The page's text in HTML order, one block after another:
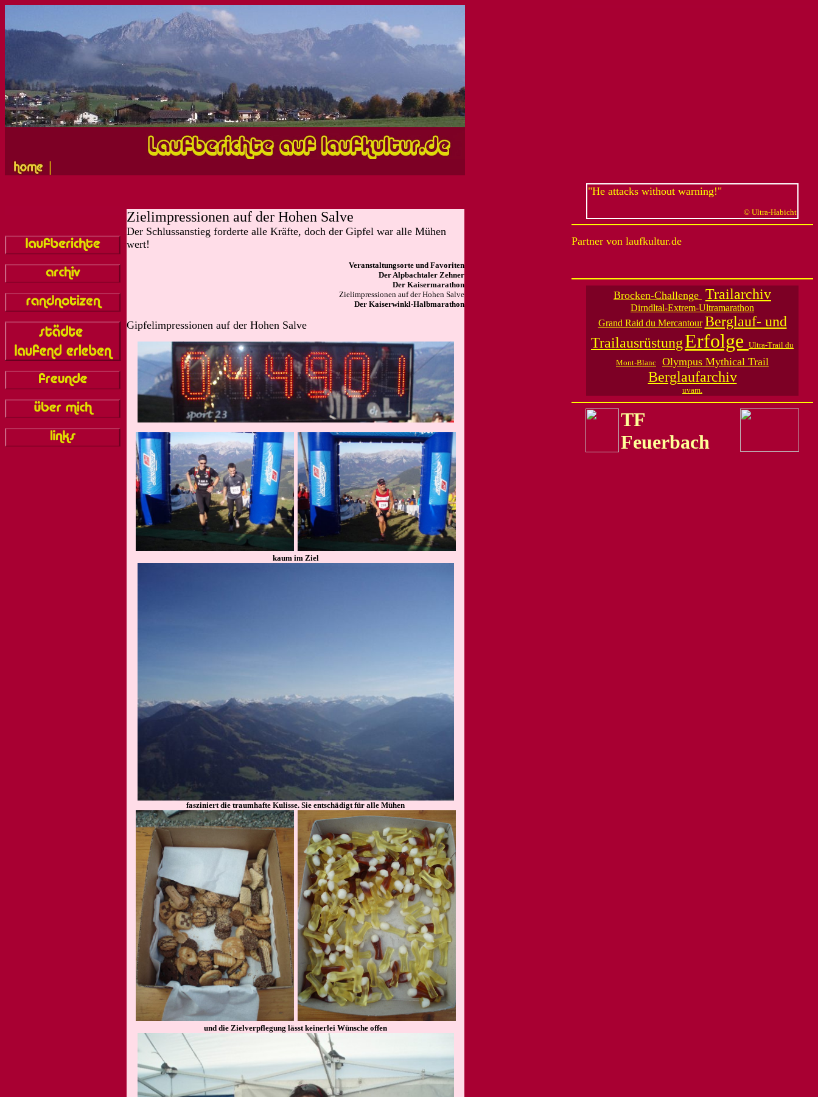
|
Zielimpressionen auf der Hohen Salve
Der Schlussanstieg forderte alle Kräfte, doch der Gipfel war alle Mühen
wert!
Veranstaltungsorte und Favoriten
Der Alpbachtaler Zehner
Der Kaisermarathon
Zielimpressionen auf der Hohen Salve
Der Kaiserwinkl-Halbmarathon
Gipfelimpressionen auf der Hohen Salve
kaum im Ziel
fasziniert die traumhafte Kulisse. Sie entschädigt für alle Mühen
und die Zielverpflegung lässt keinerlei Wünsche offen
"He attacks without warning!"
© Ultra-Habicht
Partner von laufkultur.de
Brocken-Challenge Trailarchiv
Dirndltal-Extrem-Ultramarathon
Grand Raid du Mercantour Berglauf- und
TrailausrüstungErfolge Ultra-Trail du
Mont-Blanc
Olympus Mythical Trail
Berglaufarchiv
uvam.
TF
Feuerbach